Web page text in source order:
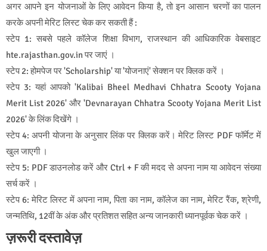
अगर आपने इन योजनाओं के लिए आवेदन किया है, तो इन आसान चरणों का पालन
करके अपनी मेरिट लिस्ट चेक कर सकती हैं :
स्टेप 1: सबसे पहले कॉलेज शिक्षा विभाग, राजस्थान की आधिकारिक वेबसाइट
hte.rajasthan.gov.inपर जाएं ।
स्टेप 2: होमपेज पर 'Scholarship' या 'योजनाएं' सेक्शन पर क्लिक करें ।
स्टेप 3: यहां आपको 'Kalibai Bheel Medhavi Chhatra Scooty Yojana
Merit List 2026' और 'Devnarayan Chhatra Scooty Yojana Merit List
2026' के लिंक दिखेंगे ।
स्टेप 4: अपनी योजना के अनुसार लिंक पर क्लिक करें। मेरिट लिस्ट PDF फॉर्मेट में
खुल जाएगी ।
स्टेप 5: PDF डाउनलोड करें और Ctrl + F की मदद से अपना नाम या आवेदन संख्या
सर्च करें ।
स्टेप 6: मेरिट लिस्ट में अपना नाम, पिता का नाम, कॉलेज का नाम, मेरिट रैंक, श्रेणी,
जन्मतिथि, 12वीं के अंक और प्रतिशत सहित अन्य जानकारी ध्यानपूर्वक चेक करें ।
ज़रूरी दस्तावेज़